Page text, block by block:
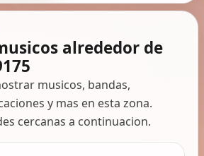
alrededor de
musicos, bandas,
y mas en esta zona.
cercanas a continuacion.